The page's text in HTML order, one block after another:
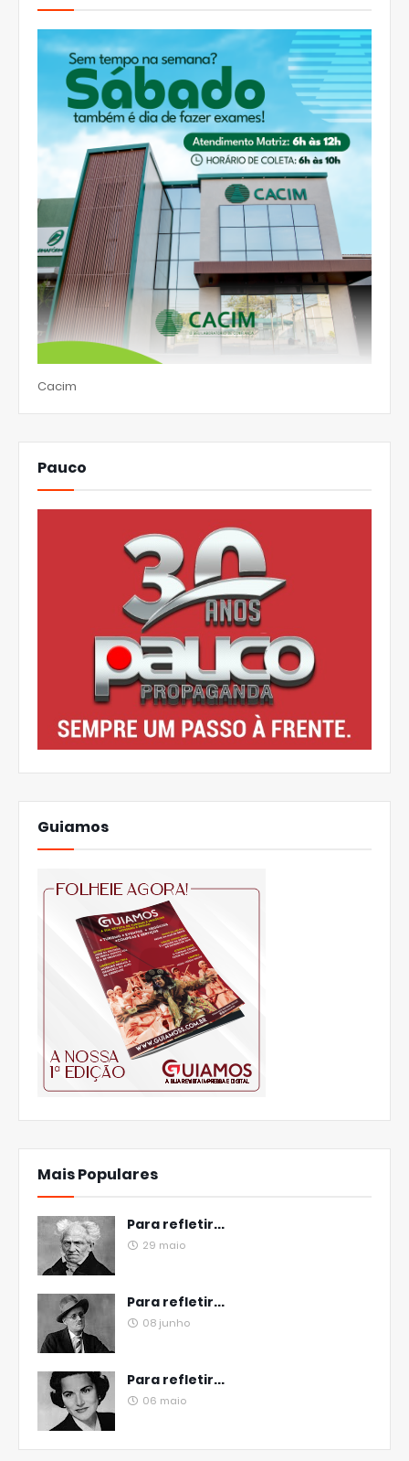
Cacim
Pauco
Guiamos
Mais Populares
Para refletir...
29 maio
Para refletir...
08 junho
Para refletir...
06 maio